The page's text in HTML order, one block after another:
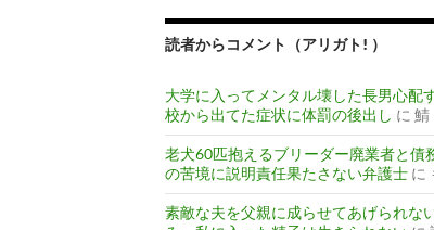
読者からコメント（アリガト! ）
大学に入ってメンタル壊した長男心配
校から出てた症状に体罰の後出し に 鯖
老犬60匹抱えるブリーダー廃業者と債
の苦境に説明責任果たさない弁護士 に
素敵な夫を父親に成らせてあげられな